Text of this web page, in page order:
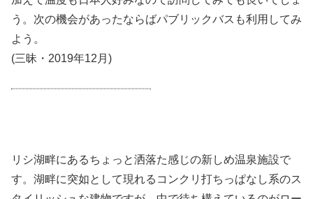
う。次の機会があったならばパブリックバスも利用してみ
よう。
(三昧・2019年12月)
リシ湖畔にあるちょっと洒落た感じの新しめ温泉施設で
す。湖畔に突如として現れるコンクリ打ちっぱなし系のス